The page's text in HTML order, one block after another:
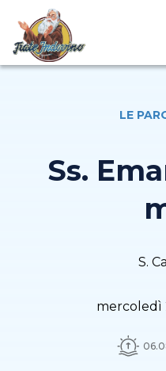
LE
Ss.
S.
mercoledì